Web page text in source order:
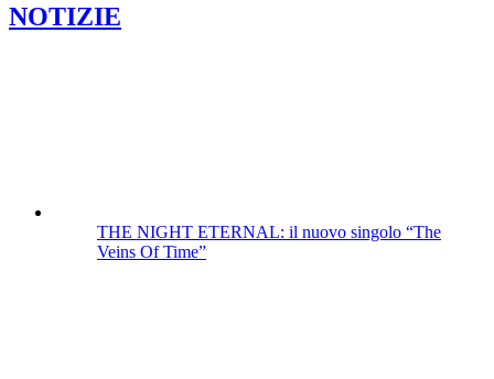
NOTIZIE
THE NIGHT ETERNAL: il nuovo singolo “The
Veins Of Time”